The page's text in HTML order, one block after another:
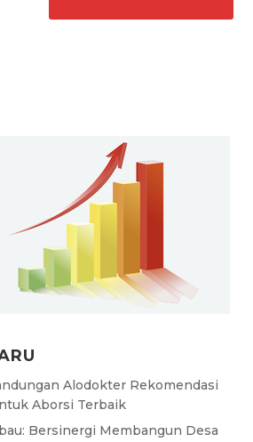
Alodokter Rekomendasi
Aborsi Terbaik
Bersinergi Membangun Desa